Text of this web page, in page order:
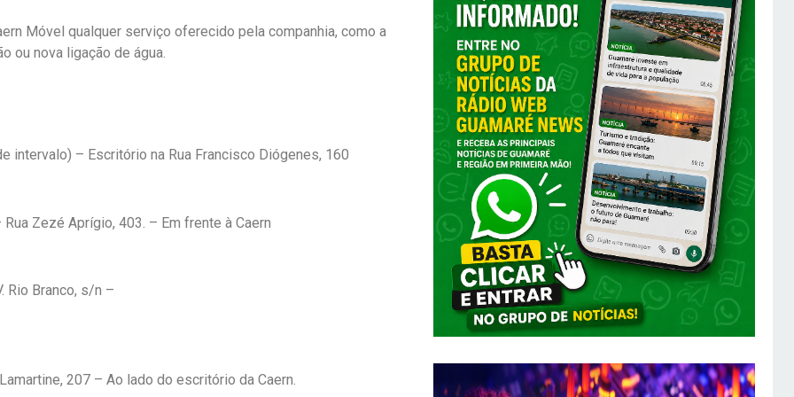
Móvel qualquer serviço oferecido pela companhia, como a
ou nova ligação de água.
intervalo) – Escritório na Rua Francisco Diógenes, 160
Zezé Aprígio, 403. – Em frente à Caern
Rio Branco, s/n –
207 – Ao lado do escritório da Caern.